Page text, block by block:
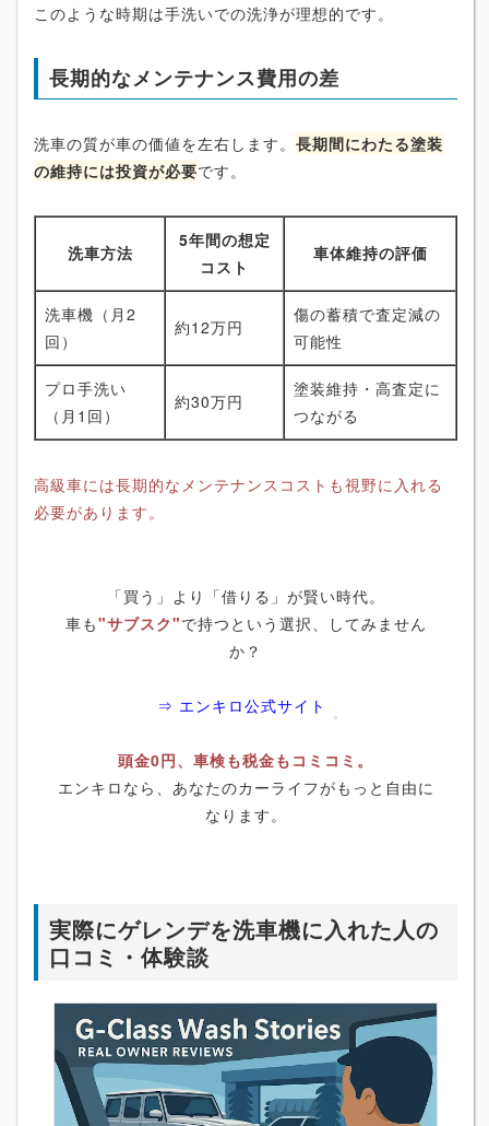
このような時期は手洗いでの洗浄が理想的です。
長期的なメンテナンス費用の差
洗車の質が車の価値を左右します。 長期間にわたる塗装
の維持には投資が必要です。
洗車方法
5年間の想定
コスト
車体維持の評価
洗車機（月2
回）
約12万円
傷の蓄積で査定減の
可能性
プロ手洗い
（月1回）
約30万円
塗装維持・高査定に
つながる
高級車には長期的なメンテナンスコストも視野に入れる
必要があります。
「買う」より「借りる」が賢い時代。
車も"サブスク"で持つという選択、してみません
か？
⇒ エンキロ公式サイト
頭金0円、車検も税金もコミコミ。
エンキロなら、あなたのカーライフがもっと自由に
なります。
実際にゲレンデを洗車機に入れた人の
口コミ・体験談